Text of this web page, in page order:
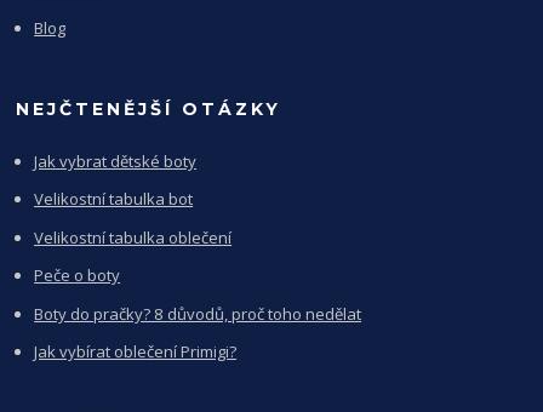
Blog
NEJČTENĚJŠÍ OTÁZKY
Jak vybrat dětské boty
Velikostní tabulka bot
Velikostní tabulka oblečení
Peče o boty
Boty do pračky? 8 důvodů, proč toho nedělat
Jak vybírat oblečení Primigi?